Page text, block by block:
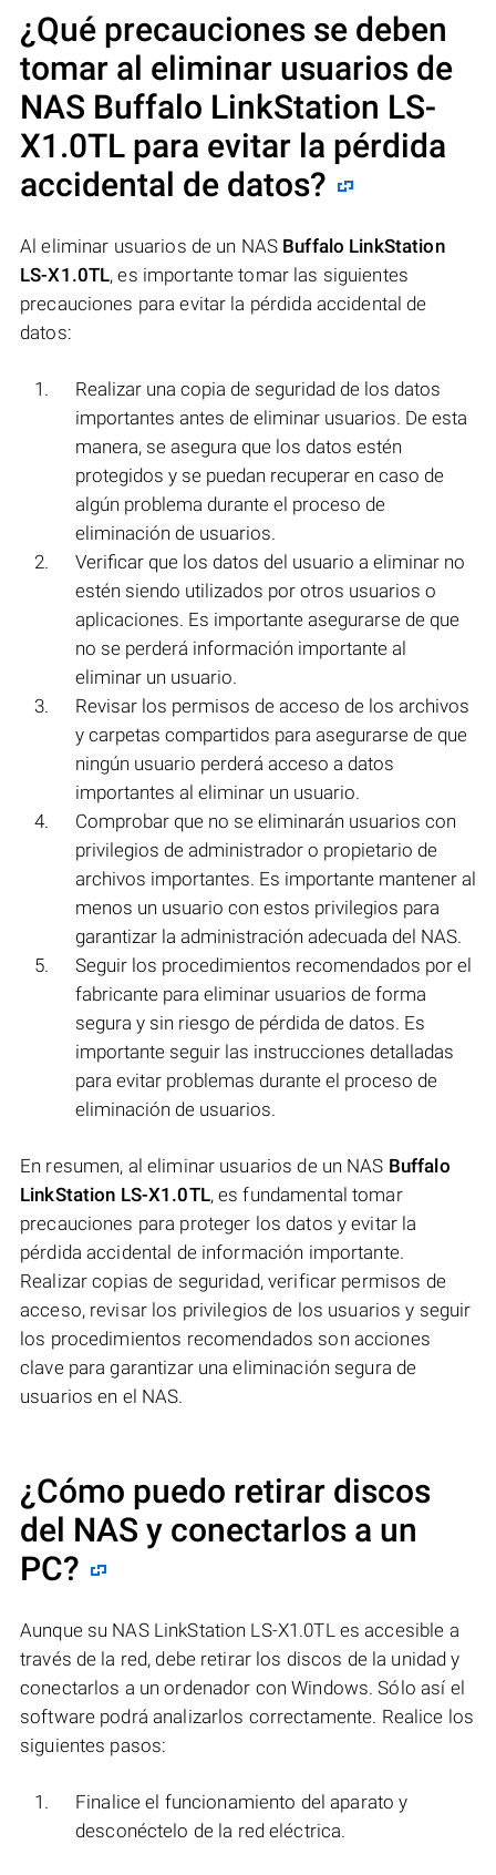
¿Qué precauciones se deben
tomar al eliminar usuarios de
NAS Buffalo LinkStation LS-
X1.0TL para evitar la pérdida
accidental de datos?
Al eliminar usuarios de un NAS Buffalo LinkStation
LS-X1.0TL, es importante tomar las siguientes
precauciones para evitar la pérdida accidental de
datos:
Realizar una copia de seguridad de los datos
importantes antes de eliminar usuarios. De esta
manera, se asegura que los datos estén
protegidos y se puedan recuperar en caso de
algún problema durante el proceso de
eliminación de usuarios.
Verificar que los datos del usuario a eliminar no
estén siendo utilizados por otros usuarios o
aplicaciones. Es importante asegurarse de que
no se perderá información importante al
eliminar un usuario.
Revisar los permisos de acceso de los archivos
y carpetas compartidos para asegurarse de que
ningún usuario perderá acceso a datos
importantes al eliminar un usuario.
Comprobar que no se eliminarán usuarios con
privilegios de administrador o propietario de
archivos importantes. Es importante mantener al
menos un usuario con estos privilegios para
garantizar la administración adecuada del NAS.
Seguir los procedimientos recomendados por el
fabricante para eliminar usuarios de forma
segura y sin riesgo de pérdida de datos. Es
importante seguir las instrucciones detalladas
para evitar problemas durante el proceso de
eliminación de usuarios.
En resumen, al eliminar usuarios de un NAS Buffalo
LinkStation LS-X1.0TL, es fundamental tomar
precauciones para proteger los datos y evitar la
pérdida accidental de información importante.
Realizar copias de seguridad, verificar permisos de
acceso, revisar los privilegios de los usuarios y seguir
los procedimientos recomendados son acciones
clave para garantizar una eliminación segura de
usuarios en el NAS.
¿Cómo puedo retirar discos
del NAS y conectarlos a un
PC?
Aunque su NAS LinkStation LS-X1.0TL es accesible a
través de la red, debe retirar los discos de la unidad y
conectarlos a un ordenador con Windows. Sólo así el
software podrá analizarlos correctamente. Realice los
siguientes pasos:
Finalice el funcionamiento del aparato y
desconéctelo de la red eléctrica.